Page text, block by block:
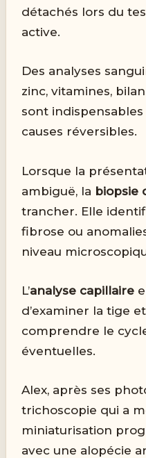
détachés lors du
active.
Des analyses
zinc, vitamines,
sont
causes réversibles.
Lorsque la
ambiguë, la biopsie
trancher. Elle
fibrose ou
niveau
L’analyse capillaire
d’examiner la tige
comprendre le
éventuelles.
Alex, après ses
trichoscopie qui a
miniaturisation
avec une alopécie